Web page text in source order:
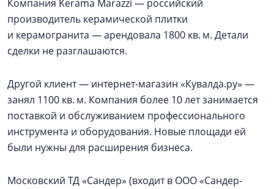
Компания Kerama Marazzi — российский
производитель керамической плитки
и керамогранита — арендовала 1800 кв. м. Детали
сделки не разглашаются.
Другой клиент — интернет-магазин «Кувалда.ру» —
занял 1100 кв. м. Компания более 10 лет занимается
поставкой и обслуживанием профессионального
инструмента и оборудования. Новые площади ей
были нужны для расширения бизнеса.
Московский ТД «Сандер» (входит в ООО «Сандер-